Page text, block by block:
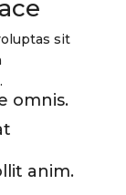
sit
omnis.
anim.